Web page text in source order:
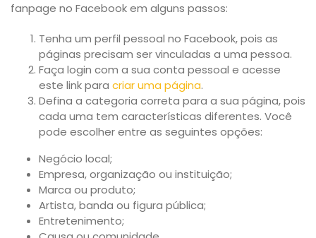
fanpage no Facebook em alguns passos:
Tenha um perfil pessoal no Facebook, pois as
páginas precisam ser vinculadas a uma pessoa.
Faça login com a sua conta pessoal e acesse
este link para criar uma página.
Defina a categoria correta para a sua página, pois
cada uma tem características diferentes. Você
pode escolher entre as seguintes opções:
Negócio local;
Empresa, organização ou instituição;
Marca ou produto;
Artista, banda ou figura pública;
Entretenimento;